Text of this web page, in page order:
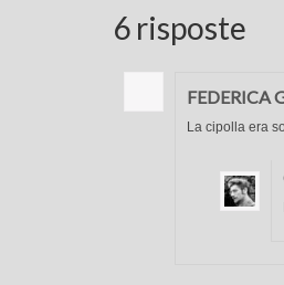
6 risposte
FEDERICA
La cipolla era